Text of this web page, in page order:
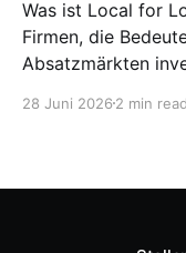
Was ist Local for Local? Das ist eine
Firmen, die
Absatzmärkten
entwickeln. Diese
28 Juni 2026 2 min read